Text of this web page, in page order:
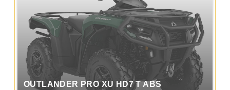
OUTLANDER PRO XU HD7 T ABS